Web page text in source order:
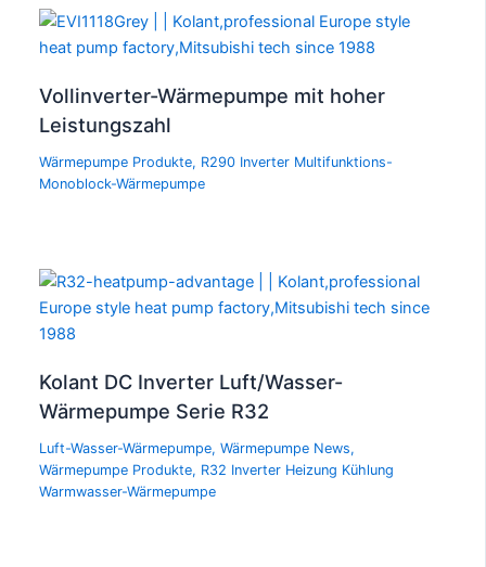
Vollinverter-Wärmepumpe mit hoher
Leistungszahl
Wärmepumpe Produkte, R290 Inverter Multifunktions-
Monoblock-Wärmepumpe
Kolant DC Inverter Luft/Wasser-
Wärmepumpe Serie R32
Luft-Wasser-Wärmepumpe,Wärmepumpe News,
Wärmepumpe Produkte, R32 Inverter Heizung Kühlung
Warmwasser-Wärmepumpe